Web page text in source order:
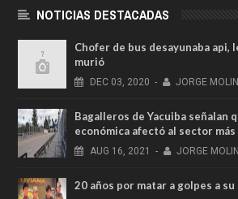
NOTICIAS DESTACADAS
Chofer de bus desayunaba api,
murió
DEC 03, 2020 - JORGE
Bagalleros de Yacuiba señalan
económica afectó al sector más
AUG 16, 2021 - JORGE
20 años por matar a golpes a